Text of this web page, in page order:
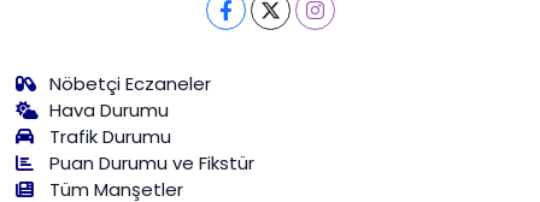
Nöbetçi Eczaneler
Hava Durumu
Trafik Durumu
Puan Durumu ve Fikstür
Tüm Manşetler